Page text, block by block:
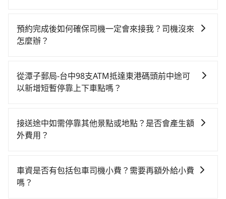
後，抵達東港碼頭 (屏東縣東港鎮) 的目的地。全程加上
轉車時間共2小時51分鐘，假設4位同行，高鐵加轉乘之
但如果全程使用tripool並到府專車接送，則每人平均花
費約1,110元，費時2小時25分鐘。選擇搭乘高鐵而不預
tripool！如果你是三人以下要乘車，也可參考tripool的
拼車共乘服務，最多可再節省50%的交通費用。
灣大車隊、Uber、Line Taxi、Yoxi等，如果在路邊攔不
到車，也可考慮打電話至附近的計程車隊，如潭子735無
如改預約tripool可省高達$2,600。但如果要考慮到回
程，屏東縣僅有合法計程車約370輛，數量約為台中市的
27%會採現場議價，建議最好先上網預約，以免當場被
坑受騙。綜合以上，無論在價格或服務品質上，tripool
預約完成後如何確保司機一定會來接我？司機沒來
怎麼辦？
派車。在出發前一天晚上八點時，會透過電子郵件與簡
訊提供司機的姓名、電話、車牌、車型等資訊，如在約
位置。但如果遇到車輛故障或者前一趟車嚴重耽誤，
tripool會盡快改派以減少乘客等待的時間。
從潭子郵局-台中98支ATM抵達東港碼頭前中途可
以新增短暫停靠上下車點嗎？
局-台中98支ATM前往東港碼頭的途中可備註加點。每個
加點位置，前後額外里程數5公里內加收200元。雖然可
接送途中如需停靠其他景點或地點？是否會產生額
外費用？
靠，您可以參考我們的「加點服務」，每個點距離在 5
公里內，需額外支付 200 元，且每個點最多停留 5 分
車資是否有包括包車司機小費？需要再額外給小費
嗎？